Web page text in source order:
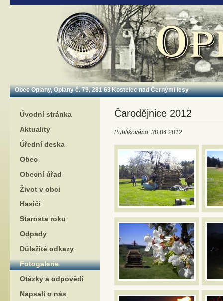
Obec Oplany, Oplany č. 79, 281 63 Kostelec nad Černými lesy
Úvodní stránka
Aktuality
Úřední deska
Obec
Obecní úřad
Život v obci
Hasiči
Starosta roku
Odpady
Důležité odkazy
Fotogalerie
Otázky a odpovědi
Napsali o nás
Čarodějnice 2012
Publikováno: 30.04.2012